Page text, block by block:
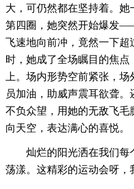
大，可仍然都在坚持着。
第四圈，她突然开始爆发
飞速地向前冲，竟然一下
时，她成了全场瞩目的焦
上。场内形势空前紧张，场
员加油，助威声震耳欲聋
不负众望，用她的无敌飞
向天空，表达满心的喜悦。
灿烂的阳光洒在我们每
荡漾。这精彩的运动会呀，